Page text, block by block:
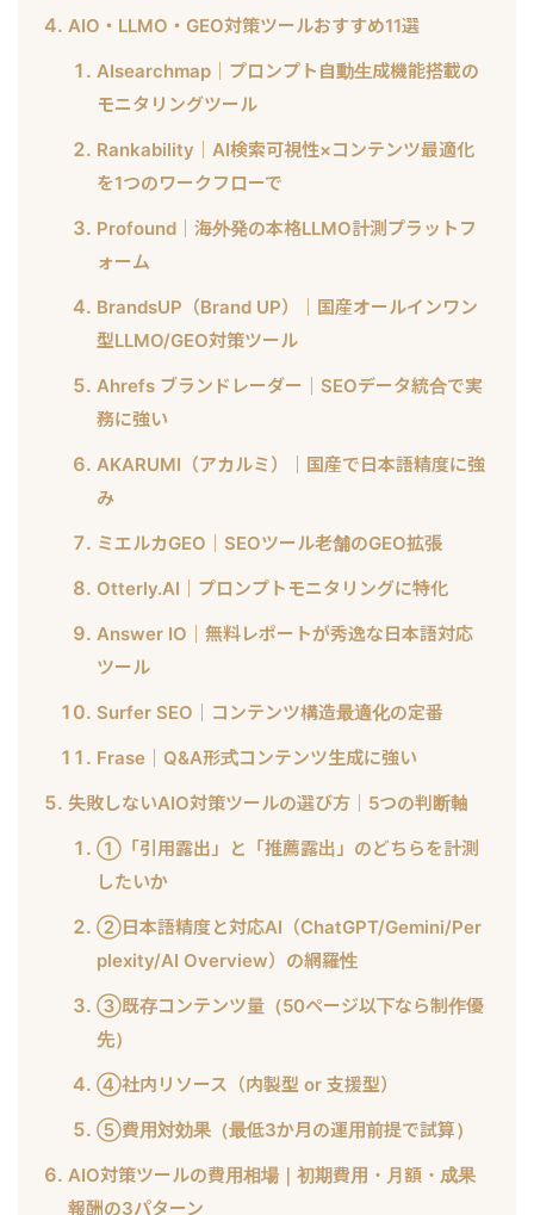
AIO・LLMO・GEO対策ツールおすすめ11選
AIsearchmap｜プロンプト自動生成機能搭載の
モニタリングツール
Rankability｜AI検索可視性×コンテンツ最適化
を1つのワークフローで
Profound｜海外発の本格LLMO計測プラットフ
ォーム
BrandsUP（Brand UP）｜国産オールインワン
型LLMO/GEO対策ツール
Ahrefs ブランドレーダー｜SEOデータ統合で実
務に強い
AKARUMI（アカルミ）｜国産で日本語精度に強
み
ミエルカGEO｜SEOツール老舗のGEO拡張
Otterly.AI｜プロンプトモニタリングに特化
Answer IO｜無料レポートが秀逸な日本語対応
ツール
Surfer SEO｜コンテンツ構造最適化の定番
Frase｜Q&A形式コンテンツ生成に強い
失敗しないAIO対策ツールの選び方｜5つの判断軸
①「引用露出」と「推薦露出」のどちらを計測
したいか
②日本語精度と対応AI（ChatGPT/Gemini/Per
plexity/AI Overview）の網羅性
③既存コンテンツ量（50ページ以下なら制作優
先）
④社内リソース（内製型 or 支援型）
⑤費用対効果（最低3か月の運用前提で試算）
AIO対策ツールの費用相場｜初期費用・月額・成果
報酬の3パターン